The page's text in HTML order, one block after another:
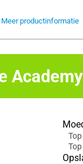
Meer productinformatie